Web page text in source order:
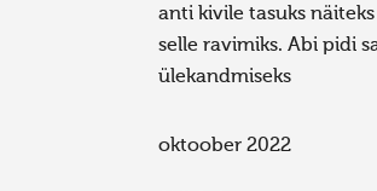
anti kivile tasuks
selle ravimiks. Abi pidi
ülekandmiseks
oktoober 2022